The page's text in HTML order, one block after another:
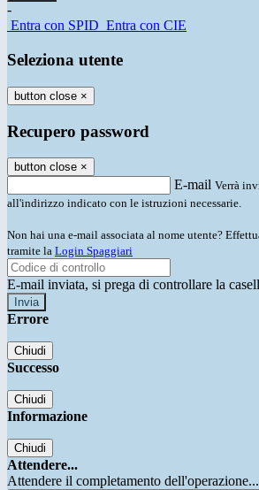
-
Entra con SPID Entra con CIE
Seleziona utente
button close ×
Recupero password
button close ×
E-mail Verrà
all'indirizzo indicato con le istruzioni necessarie.
Non hai una e-mail associata al nome utente?
tramite la Login Spaggiari
E-mail inviata, si prega di controllare la
Errore
Chiudi
Successo
Chiudi
Informazione
Chiudi
Attendere...
Attendere il completamento dell'operazione...